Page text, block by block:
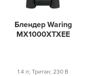
Блендер Waring
MX1000XTXEE
1.4 л; Тритан; 230 В